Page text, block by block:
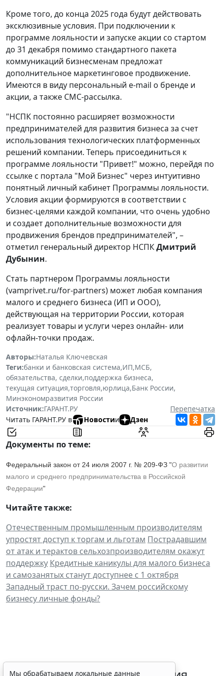
Кроме того, до конца 2025 года будут действовать
эксклюзивные условия. При подключении к
программе лояльности и запуске акции со стартом
до 31 декабря помимо стандартного пакета
коммуникаций бизнесменам предложат
дополнительное маркетинговое продвижение.
Имеются в виду персональный e-mail о бренде и
акции, а также СМС-рассылка.
"НСПК постоянно расширяет возможности
предпринимателей для развития бизнеса за счет
использования технологических платформенных
решений компании. Теперь присоединиться к
программе лояльности "Привет!" можно, перейдя по
ссылке с портала "Мой Бизнес" через интуитивно
понятный личный кабинет Программы лояльности.
Условия акции формируются в соответствии с
бизнес-целями каждой компании, что очень удобно
и создает дополнительные возможности для
продвижения брендов предпринимателей", –
отметил генеральный директор НСПКДмитрий
Дубынин.
Стать партнером Программы лояльности
(vamprivet.ru/for-partners) может любая компания
малого и среднего бизнеса (ИП и ООО),
действующая на территории России, которая
реализует товары и услуги через онлайн- или
офлайн-точки продаж.
Авторы:Наталья Ключевская
Теги:банки и банковская система,ИП,МСБ,
обязательства, сделки,поддержка бизнеса,
текущая ситуация,торговля,юрлица,Банк России,
Минэкономразвития России
Источник:ГАРАНТ.РУ
Перепечатка
Читать ГАРАНТ.РУ в
Новостии Дзен
Документы по теме:
Федеральный закон от 24 июля 2007 г. № 209-ФЗ "О развитии
малого и среднего предпринимательства в Российской
Федерации"
Читайте также:
Отечественным промышленным производителям
упростят доступ к торгам и льготам Пострадавшим
от атак и терактов сельхозпроизводителям окажут
поддержку Кредитные каникулы для малого бизнеса
и самозанятых станут доступнее с 1 октября
Западный траст по-русски. Зачем российскому
бизнесу личные фонды?
Мы обрабатываем локальные данные